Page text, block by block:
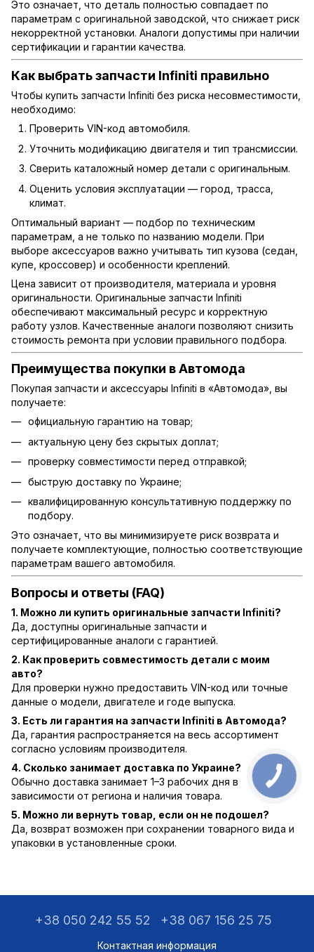
Это означает, что деталь полностью совпадает по
параметрам с оригинальной заводской, что снижает риск
некорректной установки. Аналоги допустимы при наличии
сертификации и гарантии качества.
Как выбрать запчасти Infiniti правильно
Чтобы купить запчасти Infiniti без риска несовместимости,
необходимо:
Проверить VIN-код автомобиля.
Уточнить модификацию двигателя и тип трансмиссии.
Сверить каталожный номер детали с оригинальным.
Оценить условия эксплуатации — город, трасса,
климат.
Оптимальный вариант — подбор по техническим
параметрам, а не только по названию модели. При
выборе аксессуаров важно учитывать тип кузова (седан,
купе, кроссовер) и особенности креплений.
Цена зависит от производителя, материала и уровня
оригинальности. Оригинальные запчасти Infiniti
обеспечивают максимальный ресурс и корректную
работу узлов. Качественные аналоги позволяют снизить
стоимость ремонта при условии правильного подбора.
Преимущества покупки в Автомода
Покупая запчасти и аксессуары Infiniti в «Автомода», вы
получаете:
официальную гарантию на товар;
актуальную цену без скрытых доплат;
проверку совместимости перед отправкой;
быструю доставку по Украине;
квалифицированную консультативную поддержку по
подбору.
Это означает, что вы минимизируете риск возврата и
получаете комплектующие, полностью соответствующие
параметрам вашего автомобиля.
Вопросы и ответы (FAQ)
1. Можно ли купить оригинальные запчасти Infiniti?
Да, доступны оригинальные запчасти и
сертифицированные аналоги с гарантией.
2. Как проверить совместимость детали с моим
авто?
Для проверки нужно предоставить VIN-код или точные
данные о модели, двигателе и годе выпуска.
3. Есть ли гарантия на запчасти Infiniti в Автомода?
Да, гарантия распространяется на весь ассортимент
согласно условиям производителя.
4. Сколько занимает доставка по Украине?
Обычно доставка занимает 1–3 рабочих дня в
зависимости от региона и наличия товара.
5. Можно ли вернуть товар, если он не подошел?
Да, возврат возможен при сохранении товарного вида и
упаковки в установленные сроки.
+38 050 242 55 52 +38 067 156 25 75
Контактная информация